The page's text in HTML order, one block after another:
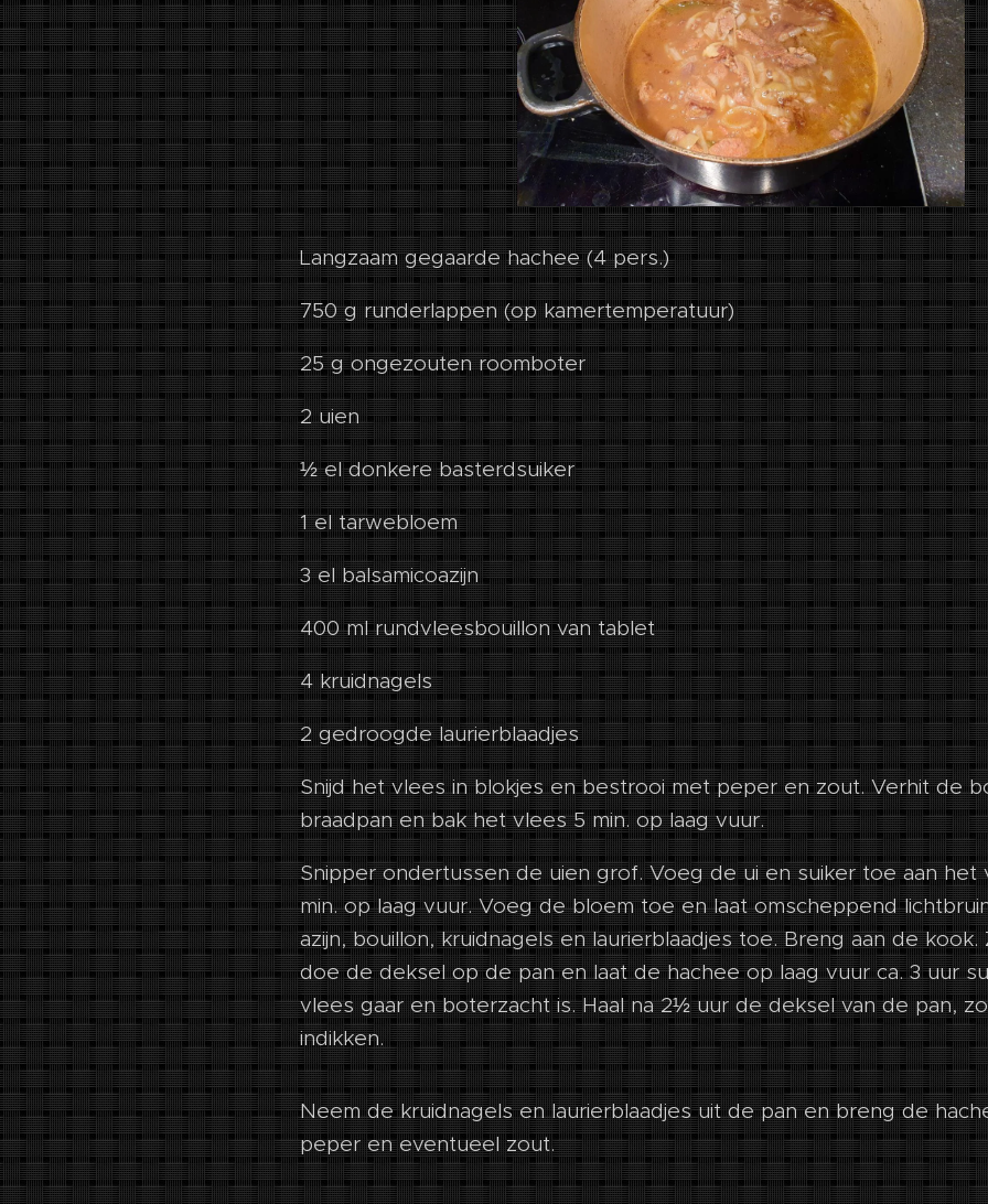
Langzaam gegaarde hachee (4 pers.)
750 g runderlappen (op kamertemperatuur)
25 g ongezouten roomboter
2 uien
½ el donkere basterdsuiker
1 el tarwebloem
3 el balsamicoazijn
400 ml rundvleesbouillon van tablet
4 kruidnagels
2 gedroogde laurierblaadjes
Snijd het vlees in blokjes en bestrooi met peper en zout. Verhit de
braadpan en bak het vlees 5 min. op laag vuur.
Snipper ondertussen de uien grof. Voeg de ui en suiker toe aan het
min. op laag vuur. Voeg de bloem toe en laat omscheppend
azijn, bouillon, kruidnagels en laurierblaadjes toe. Breng aan de
doe de deksel op de pan en laat de hachee op laag vuur ca. 3 uur
vlees gaar en boterzacht is. Haal na 2½ uur de deksel van de pan,
indikken.
Neem de kruidnagels en laurierblaadjes uit de pan en breng de
peper en eventueel zout.